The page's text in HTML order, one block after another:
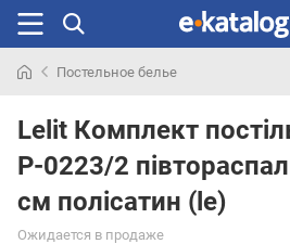
раньше
Постельное белье
Lelit Комплект
P-0223/2
см полісатин (le)
Ожидается в продаже